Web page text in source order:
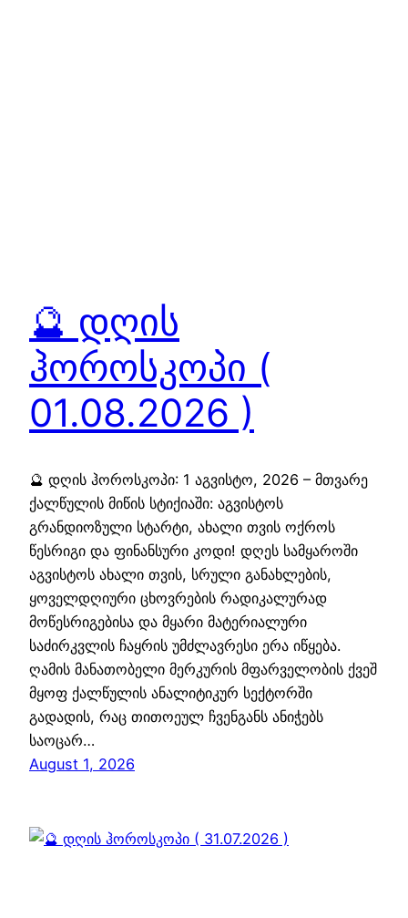
🔮 დღის
ჰოროსკოპი (
01.08.2026 )
🔮 დღის ჰოროსკოპი: 1 აგვისტო, 2026 – მთვარე
ქალწულის მიწის სტიქიაში: აგვისტოს
გრანდიოზული სტარტი, ახალი თვის ოქროს
წესრიგი და ფინანსური კოდი! დღეს სამყაროში
აგვისტოს ახალი თვის, სრული განახლების,
ყოველდღიური ცხოვრების რადიკალურად
მოწესრიგებისა და მყარი მატერიალური
საძირკვლის ჩაყრის უმძლავრესი ერა იწყება.
ღამის მანათობელი მერკურის მფარველობის ქვეშ
მყოფ ქალწულის ანალიტიკურ სექტორში
გადადის, რაც თითოეულ ჩვენგანს ანიჭებს
საოცარ…
August 1, 2026